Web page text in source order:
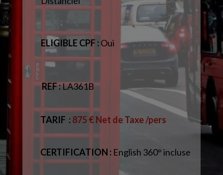
ELIGIBLE CPF : Oui
REF :LA361B
TARIF : 875 € Net de Taxe /pers
CERTIFICATION : English 360° incluse